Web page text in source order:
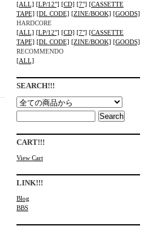
[ALL] [LP/12"] [CD] [7"] [CASSETTE
TAPE] [DL CODE] [ZINE/BOOK] [GOODS]
HARDCORE
[ALL] [LP/12"] [CD] [7"] [CASSETTE
TAPE] [DL CODE] [ZINE/BOOK] [GOODS]
RECOMMENDO
[ALL]
SEARCH!!!
CART!!!
View Cart
LINK!!!
Blog
BBS